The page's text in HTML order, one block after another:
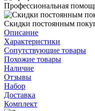
Профессиональная
Скидки постоянным
Описание
Характеристики
Сопутствующие товары
Похожие товары
Наличие
Отзывы
Набор
Доставка
Комплект